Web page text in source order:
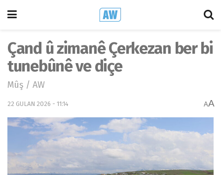
Çand û zimanê Çerkezan ber bi
tunebûnê ve diçe
Mûş / AW
22 GULAN 2026 - 11:14 AA